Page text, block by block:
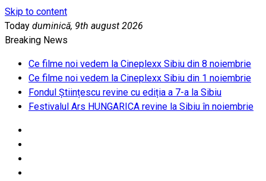
Skip to content
Today duminică, 9th august 2026
Breaking News
Ce filme noi vedem la Cineplexx Sibiu din 8 noiembrie
Ce filme noi vedem la Cineplexx Sibiu din 1 noiembrie
Fondul Științescu revine cu ediția a 7-a la Sibiu
Festivalul Ars HUNGARICA revine la Sibiu în noiembrie